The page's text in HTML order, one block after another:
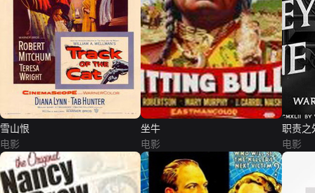
雪山恨
电影
坐牛
电影
职责之
电影